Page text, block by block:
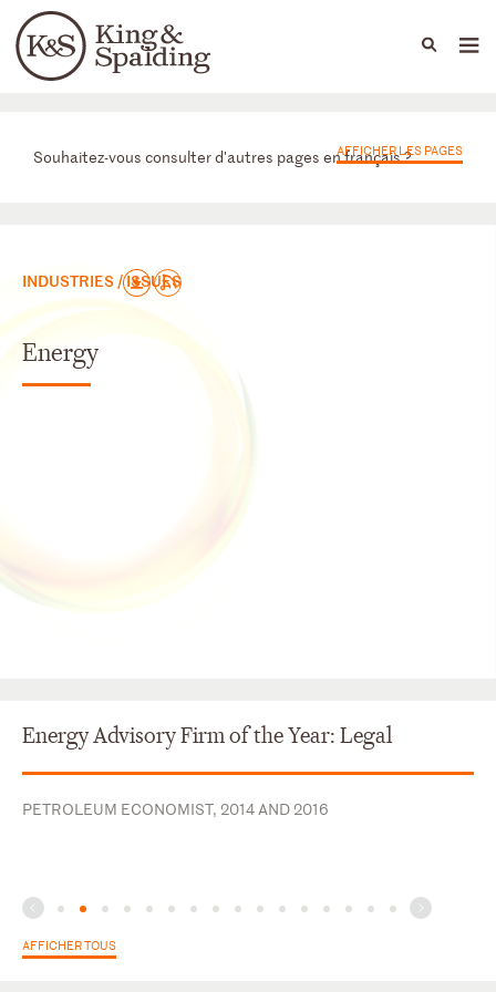
Languages
People Capabilities
Départements
Souhaitez-vous consulter d'autres pages en français ?
AFFICHER LES PAGES
INDUSTRIES / ISSUES
Energy
Energy Advisory Firm of the Year: Legal
PETROLEUM ECONOMIST, 2014 AND 2016
AFFICHER TOUS